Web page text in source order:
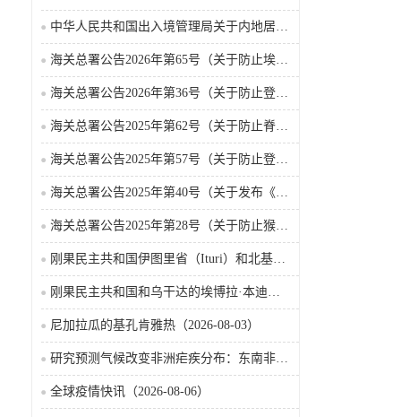
中华人民共和国出入境管理局关于内地居民前往港澳地区定居审批条件的公告（2026-06-30）
海关总署公告2026年第65号（关于防止埃博拉病毒病疫情传入我国的公告）（2026-05-18）
海关总署公告2026年第36号（关于防止登革热疫情传入我国的公告）
海关总署公告2025年第62号（关于防止脊髓灰质炎疫情传入我国的公告）
海关总署公告2025年第57号（关于防止登革热疫情传入我国的公告）
海关总署公告2025年第40号（关于发布《国境口岸传染病监测实施办法》的公告）
海关总署公告2025年第28号（关于防止猴痘疫情传入我国的公告）
刚果民主共和国伊图里省（Ituri）和北基伍省（Nord-Kivu）的埃博拉·本迪布乔病毒病（2026-08-04）
刚果民主共和国和乌干达的埃博拉·本迪布乔病毒病（2026-08-04）
尼加拉瓜的基孔肯雅热（2026-08-03）
研究预测气候改变非洲疟疾分布：东南非风险上升，部分西非地区风险下降
全球疫情快讯（2026-08-06）